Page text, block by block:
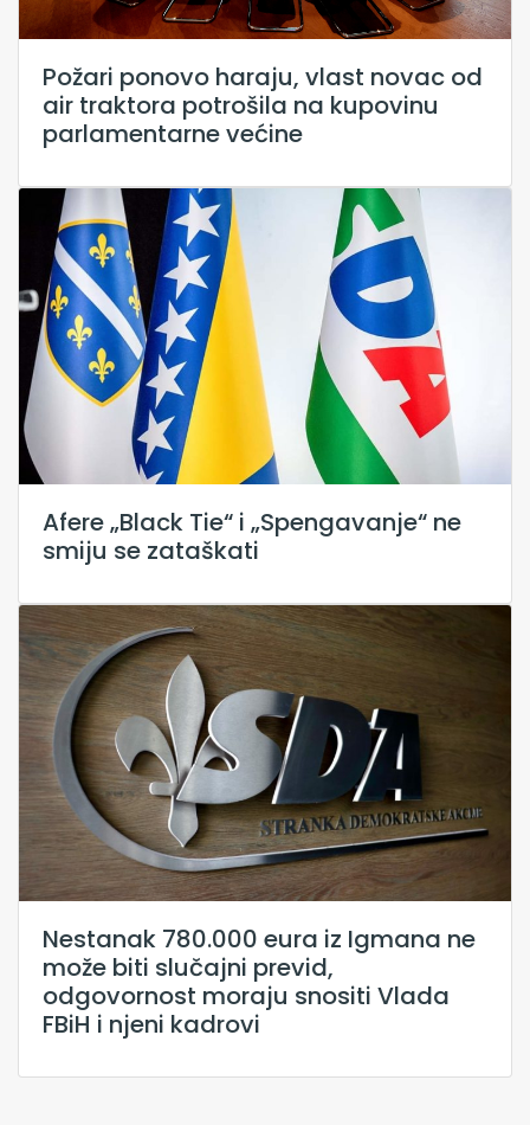
Požari ponovo haraju, vlast novac od
air traktora potrošila na kupovinu
parlamentarne većine
Afere „Black Tie“ i „Spengavanje“ ne
smiju se zataškati
Nestanak 780.000 eura iz Igmana ne
može biti slučajni previd,
odgovornost moraju snositi Vlada
FBiH i njeni kadrovi